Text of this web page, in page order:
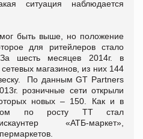
ситуация наблюдается
быть выше, но положение
для ритейлеров стало
шесть месяцев 2014г. в
магазинов, из них 144
По данным GT Partners
розничные сети открыли
новых – 150. Как и в
по росту ТТ стал
«АТБ-маркет»,